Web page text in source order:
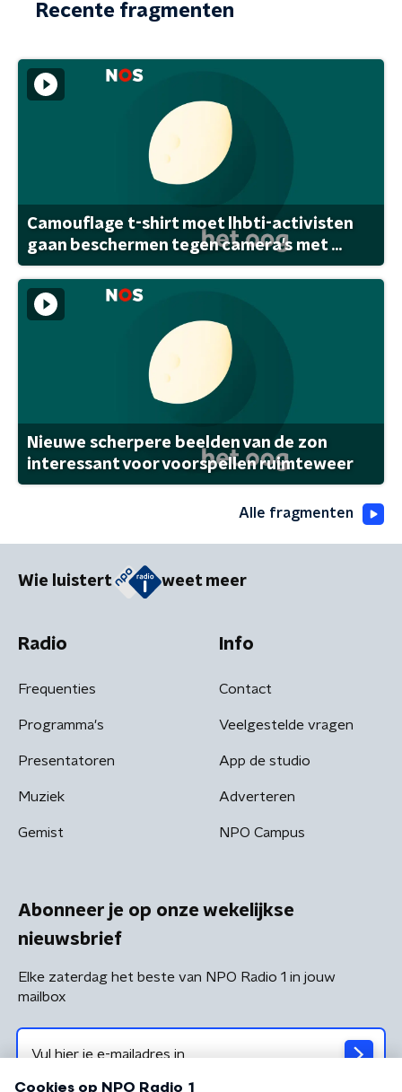
Recente fragmenten
Camouflage t-shirt moet lhbti-activisten
gaan beschermen tegen camera's met ...
Nieuwe scherpere beelden van de zon
interessant voor voorspellen ruimteweer
Alle fragmenten
Wie luistert weet meer
Radio
Frequenties
Programma's
Presentatoren
Muziek
Gemist
Info
Contact
Veelgestelde vragen
App de studio
Adverteren
NPO Campus
Abonneer je op onze wekelijkse
nieuwsbrief
Elke zaterdag het beste van NPO Radio 1 in jouw
mailbox